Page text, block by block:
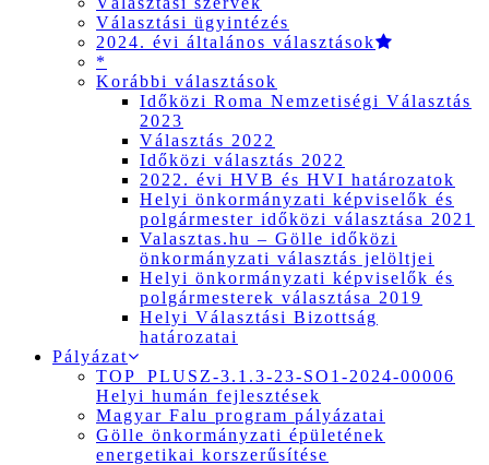
Választási ügyintézés
2024. évi általános választások
*
Korábbi választások
Időközi Roma Nemzetiségi Választás
2023
Választás 2022
Időközi választás 2022
2022. évi HVB és HVI határozatok
Helyi önkormányzati képviselők és
polgármester időközi választása 2021
Valasztas.hu – Gölle időközi
önkormányzati választás jelöltjei
Helyi önkormányzati képviselők és
polgármesterek választása 2019
Helyi Választási Bizottság
határozatai
Pályázat
TOP_PLUSZ-3.1.3-23-SO1-2024-00006
Helyi humán fejlesztések
Magyar Falu program pályázatai
Gölle önkormányzati épületének
energetikai korszerűsítése